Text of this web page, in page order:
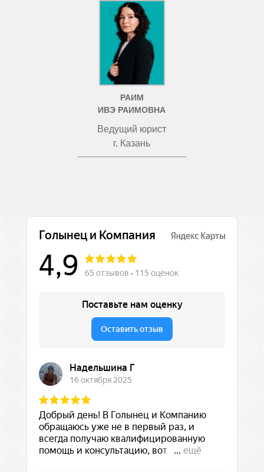
РАИМ
ИВЭ РАИМОВНА
Ведущий юрист
г. Казань